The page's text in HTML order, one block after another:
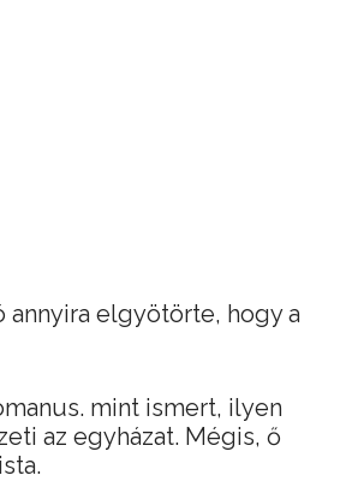
annyira elgyötörte, hogy a
mint ismert, ilyen
az egyházat. Mégis, ő